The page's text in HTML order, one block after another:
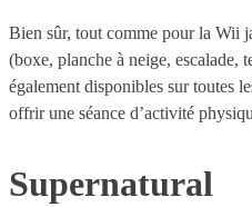
Bien sûr, tout comme pour la Wii
(boxe, planche à neige, escalade,
également disponibles sur toutes
offrir une séance d’activité
Supernatural